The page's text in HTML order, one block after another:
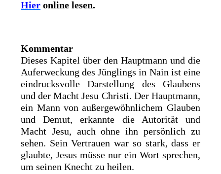
Hier online lesen.
Kommentar
Dieses Kapitel über den Hauptmann und die
Auferweckung des Jünglings in Nain ist eine
eindrucksvolle Darstellung des Glaubens
und der Macht Jesu Christi. Der Hauptmann,
ein Mann von außergewöhnlichem Glauben
und Demut, erkannte die Autorität und
Macht Jesu, auch ohne ihn persönlich zu
sehen. Sein Vertrauen war so stark, dass er
glaubte, Jesus müsse nur ein Wort sprechen,
um seinen Knecht zu heilen.